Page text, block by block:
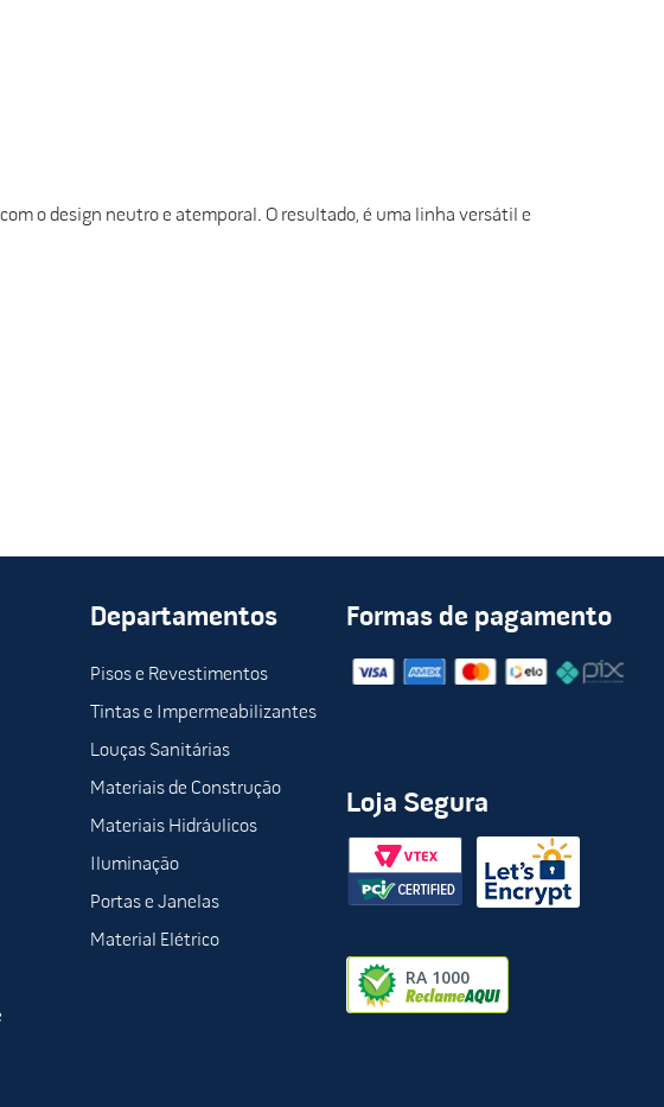
o design neutro e atemporal. O resultado, é uma linha versátil e
Departamentos
Pisos e Revestimentos
Tintas e Impermeabilizantes
Louças Sanitárias
Materiais de Construção
Materiais Hidráulicos
Iluminação
Portas e Janelas
Material Elétrico
Formas de pagamento
Loja Segura